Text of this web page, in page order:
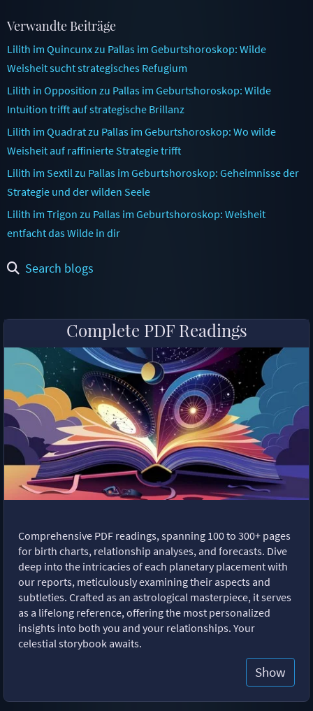
Verwandte Beiträge
Lilith im Quincunx zu Pallas im Geburtshoroskop: Wilde
Weisheit sucht strategisches Refugium
Lilith in Opposition zu Pallas im Geburtshoroskop: Wilde
Intuition trifft auf strategische Brillanz
Lilith im Quadrat zu Pallas im Geburtshoroskop: Wo wilde
Weisheit auf raffinierte Strategie trifft
Lilith im Sextil zu Pallas im Geburtshoroskop: Geheimnisse der
Strategie und der wilden Seele
Lilith im Trigon zu Pallas im Geburtshoroskop: Weisheit
entfacht das Wilde in dir
Search blogs
Complete PDF Readings
Comprehensive PDF readings, spanning 100 to 300+ pages
for birth charts, relationship analyses, and forecasts. Dive
deep into the intricacies of each planetary placement with
our reports, meticulously examining their aspects and
subtleties. Crafted as an astrological masterpiece, it serves
as a lifelong reference, offering the most personalized
insights into both you and your relationships. Your
celestial storybook awaits.
Show